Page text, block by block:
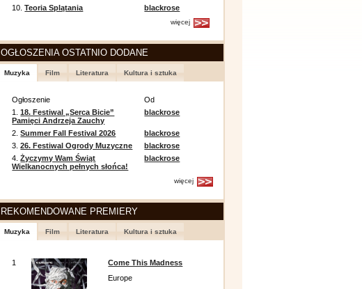
10.Teoria Splątania blackrose
więcej
OGŁOSZENIA OSTATNIO DODANE
Muzyka Film Literatura Kultura i sztuka
Ogłoszenie
Od
1.18. Festiwal „Serca Bicie”
Pamięci Andrzeja Zauchy
blackrose
2.Summer Fall Festival 2026
blackrose
3.26. Festiwal Ogrody Muzyczne
blackrose
4.Życzymy Wam Świąt
Wielkanocnych pełnych słońca!
blackrose
więcej
REKOMENDOWANE PREMIERY
Muzyka Film Literatura Kultura i sztuka
1
Come This Madness
Europe